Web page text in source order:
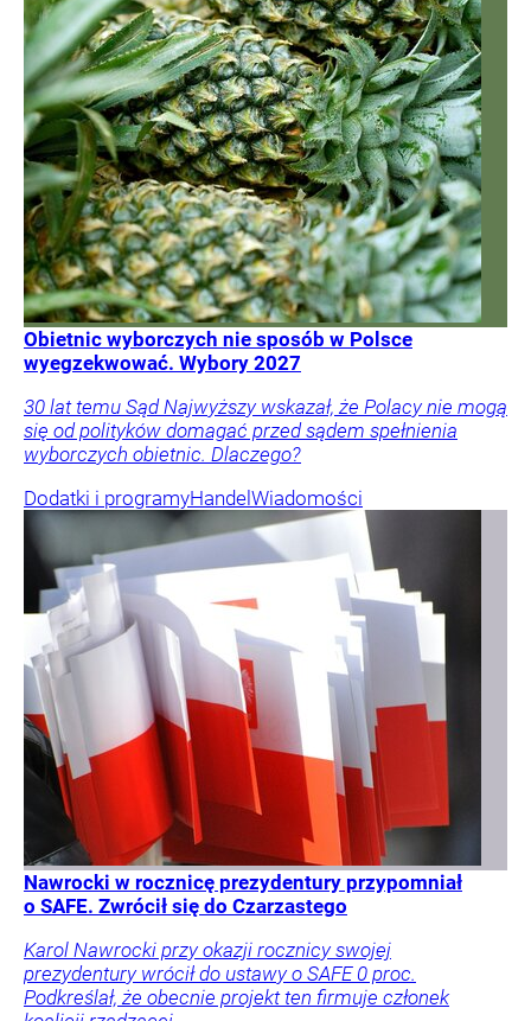
Obietnic wyborczych nie sposób w Polsce
wyegzekwować. Wybory 2027
30 lat temu Sąd Najwyższy wskazał, że Polacy nie mogą
się od polityków domagać przed sądem spełnienia
wyborczych obietnic. Dlaczego?
Dodatki i programyHandel Wiadomości
Nawrocki w rocznicę prezydentury przypomniał
o SAFE. Zwrócił się do Czarzastego
Karol Nawrocki przy okazji rocznicy swojej
prezydentury wrócił do ustawy o SAFE 0 proc.
Podkreślał, że obecnie projekt ten firmuje członek